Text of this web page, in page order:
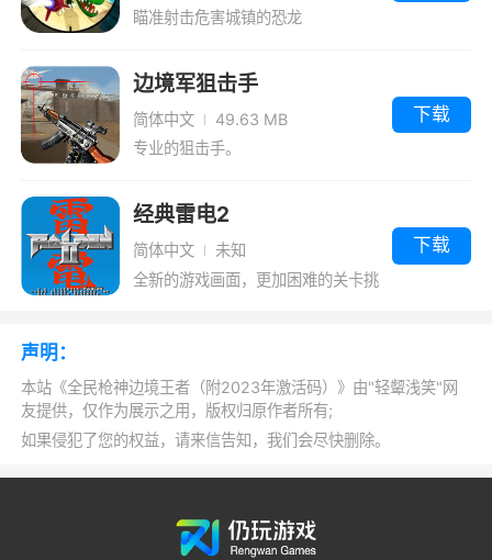
整齐，在热血枪战中使出你的本事
3、玩家需要精准的去进行射击，这样才可
以轻松的去消灭更多的敌人
瞄准射击危害城镇的恐龙
边境军狙击手
简体中文
49.63 MB
专业的狙击手。
下载
经典雷电2
简体中文
未知
全新的游戏画面，更加困难的关卡挑
下载
声明：
本站《全民枪神边境王者（附2023年激活码）》由"轻颦浅笑"网
友提供，仅作为展示之用，版权归原作者所有;
如果侵犯了您的权益，请来信告知，我们会尽快删除。